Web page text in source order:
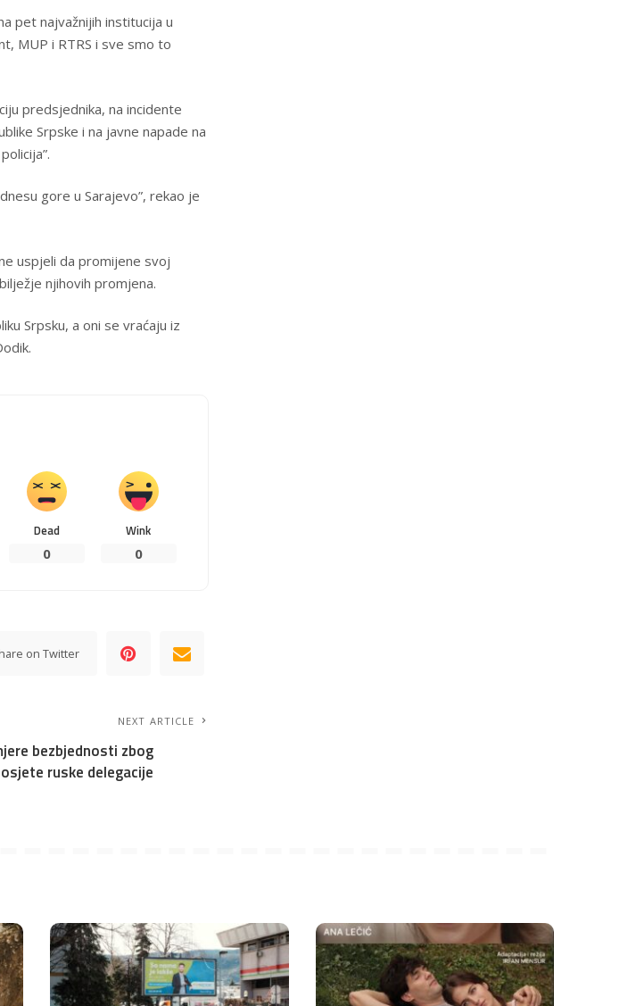
pet najvažnijih institucija u
MUP i RTRS i sve smo to
predsjednika, na incidente
Srpske i na javne napade na
gore u Sarajevo”, rekao je
uspjeli da promijene svoj
njihovih promjena.
Srpsku, a oni se vraćaju iz
Dead
0
Wink
0
on Twitter
NEXT ARTICLE
bezbjednosti zbog
ruske delegacije